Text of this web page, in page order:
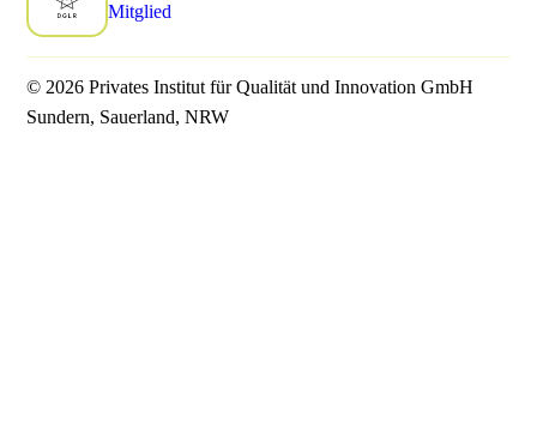
Mitglied
© 2026 Privates Institut für Qualität und Innovation GmbH
Sundern, Sauerland, NRW